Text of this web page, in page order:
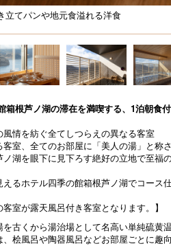
立てパンや地元食溢れる洋食
箱根芦ノ湖の滞在を満喫する、1泊朝食
風情を紡ぐ全てしつらえの異なる客室
室、全てのお部屋に「美人の湯」と称
湖を眼下に見下ろす絶好の立地で至福
るホテル四季の館箱根芦ノ湖でコース
客室が露天風呂付き客室となります。】
古くから湯治場として名高い単純硫黄
桧風呂や陶器風呂などお部屋ごとに趣